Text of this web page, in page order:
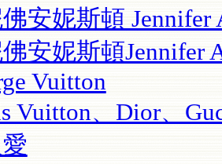
安妮斯頓 Jennifer
安妮斯頓Jennifer
Vuitton
Vuitton、Dior、